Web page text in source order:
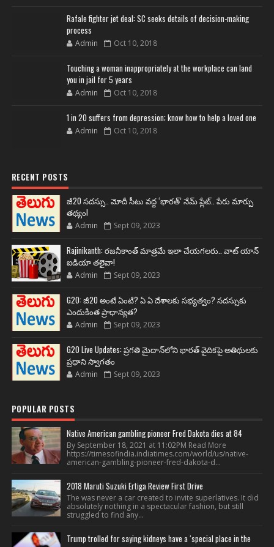
Rafale fighter jet deal: SC seeks details of decision-making
process
Admin Oct 10, 2018
Touching a woman inappropriately at the workplace can land
you in jail for 5 years
Admin Oct 10, 2018
1 in 20 suffers from depression; know how to help a loved one
Admin Oct 10, 2018
RECENT POSTS
జీ20 సదస్సు.. మోదీ సీటు వద్ద ‘భారత్’ నేమ్ ప్లేట్‌.. పేరు మార్పు
తథ్యం!
Admin Sept 09, 2023
Rajinikanth: రజనీకాంత్ మాత్రమే ఇలా చేయగలరు.. వాట్ యాన్
ఐడియా తలైవా!
Admin Sept 09, 2023
G20: జీ20 అంటే ఏంటి? ఏ ఏ దేశాలకు సభ్యత్వం? సదస్సుకు
ఎందుకింత ప్రాధాన్యత?
Admin Sept 09, 2023
G20 Live Updates: ప్రగతి మైదాన్‌లోని భారత్ వైదికపై అతిథులకు
ప్రధాని స్వాగతం
Admin Sept 09, 2023
POPULAR POSTS
Native American gambling pioneer Fred Dakota dies at 84
By September 18, 2021 at 11:02PM Read More
https://timesofindia.indiatimes.com/world/us/native-
american-gambling-pioneer-fred-dakota-d...
2018 Maruti Suzuki Ertiga Review First Drive
The was never a car created to invite superlatives. It did
absolutely nothing in a spectacular fashion, but still
struggled to find any...
Trump trolled for saying kidneys have a ‘special place in the